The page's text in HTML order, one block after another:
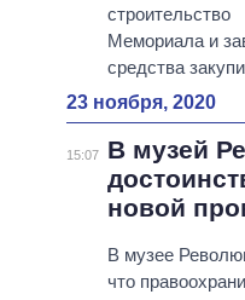
строительство
Мемориала и
средства
23 ноября, 2020
15:07
В музей
новой
В музее
что